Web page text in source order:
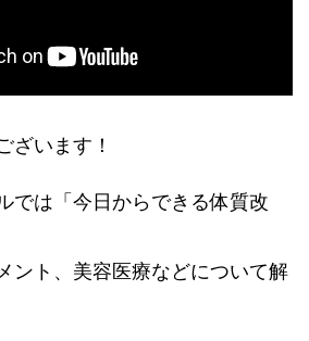
ざいます！
では「今日からできる体質改
ント、美容医療などについて解